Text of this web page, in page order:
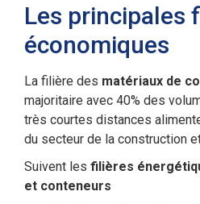
Les principales
économiques
La filière des matériaux de
majoritaire avec 40% des
très courtes distances
du secteur de la construction
Suivent les filières
et conteneurs